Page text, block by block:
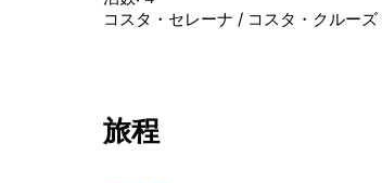
コスタ・セレーナ / コスタ・クルーズ
旅程